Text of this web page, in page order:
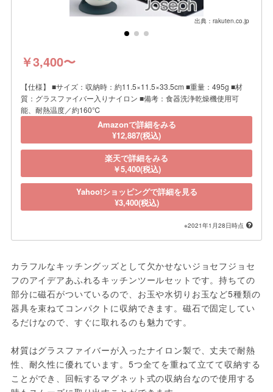
出典：rakuten.co.jp
￥3,400〜
【仕様】 ■サイズ：収納時：約11.5×11.5×33.5cm ■重量：495g ■材
質：グラスファイバー入りナイロン ■備考：食器洗浄乾燥機使用可
能、耐熱温度／約160℃
Amazonで詳細をみる
¥12,887(税込)
楽天で詳細をみる
￥5,400(税込)
Yahoo!ショッピングで詳細を見る
¥3,400(税込)
※2021年1月28日時点
カラフルなキッチングッズとして欠かせないジョセフジョセ
フのアイデアあふれるキッチンツールセットです。持ちての
部分に磁石がついているので、お玉や水切りお玉など5種類の
器具を束ねてコンパクトに収納できます。磁石で固定してい
るだけなので、すぐに取れるのも魅力です。
材質はグラスファイバーが入ったナイロン製で、丈夫で耐熱
性、耐久性に優れています。5つ全てを重ねて立てて収納する
ことができ、回転するマグネット式の収納台なので使用する